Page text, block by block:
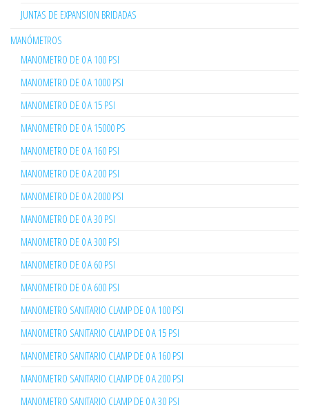
JUNTAS DE EXPANSION BRIDADAS
MANÓMETROS
MANOMETRO DE 0 A 100 PSI
MANOMETRO DE 0 A 1000 PSI
MANOMETRO DE 0 A 15 PSI
MANOMETRO DE 0 A 15000 PS
MANOMETRO DE 0 A 160 PSI
MANOMETRO DE 0 A 200 PSI
MANOMETRO DE 0 A 2000 PSI
MANOMETRO DE 0 A 30 PSI
MANOMETRO DE 0 A 300 PSI
MANOMETRO DE 0 A 60 PSI
MANOMETRO DE 0 A 600 PSI
MANOMETRO SANITARIO CLAMP DE 0 A 100 PSI
MANOMETRO SANITARIO CLAMP DE 0 A 15 PSI
MANOMETRO SANITARIO CLAMP DE 0 A 160 PSI
MANOMETRO SANITARIO CLAMP DE 0 A 200 PSI
MANOMETRO SANITARIO CLAMP DE 0 A 30 PSI